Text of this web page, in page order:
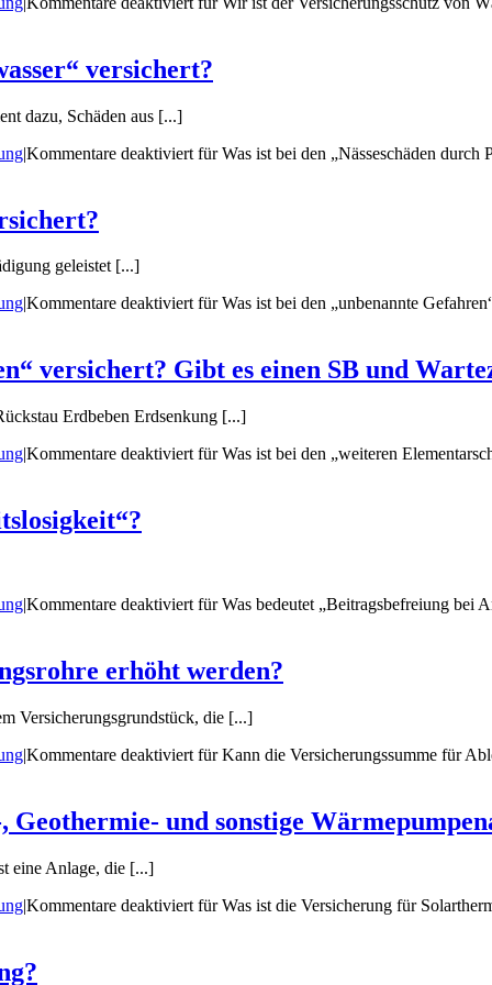
versichert?
dazu, Schäden aus [...]
|Kommentare deaktiviert für Was ist bei den „Nässeschäden durch
geleistet [...]
|Kommentare deaktiviertfür Was ist bei den „unbenannte
versichert? Gibt es einen SB und
Erdbeben Erdsenkung [...]
|Kommentare deaktiviert für Was ist bei den „weiteren
|Kommentare deaktiviert für Was bedeutet „Beitragsbefreiung bei
erhöht werden?
Versicherungsgrundstück, die [...]
|Kommentare deaktiviert für Kann die Versicherungssumme für
und sonstige
eine Anlage, die [...]
|Kommentare deaktiviert für Was ist die Versicherung für